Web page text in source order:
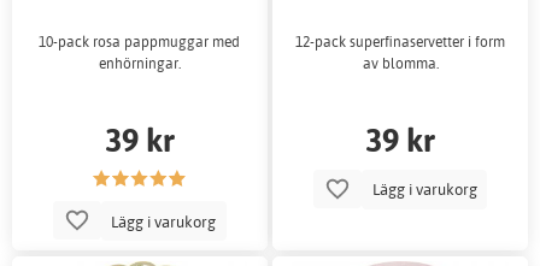
10-pack rosa pappmuggar med
enhörningar.
39 kr
Lägg i varukorg
12-pack superfinaservetter i form
av blomma.
39 kr
Lägg i varukorg